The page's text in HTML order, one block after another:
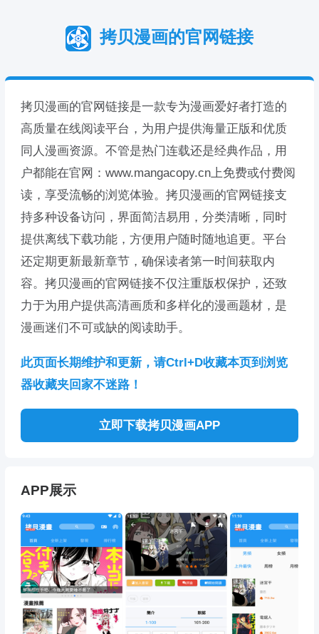
拷贝漫画的官网链接
拷贝漫画的官网链接是一款专为漫画爱好者打造的
高质量在线阅读平台，为用户提供海量正版和优质
同人漫画资源。不管是热门连载还是经典作品，用
户都能在官网：www.mangacopy.cn上免费或付费阅
读，享受流畅的浏览体验。拷贝漫画的官网链接支
持多种设备访问，界面简洁易用，分类清晰，同时
提供离线下载功能，方便用户随时随地追更。平台
还定期更新最新章节，确保读者第一时间获取内
容。拷贝漫画的官网链接不仅注重版权保护，还致
力于为用户提供高清画质和多样化的漫画题材，是
漫画迷们不可或缺的阅读助手。
此页面长期维护和更新，请Ctrl+D收藏本页到浏览
器收藏夹回家不迷路！
立即下载拷贝漫画APP
APP展示